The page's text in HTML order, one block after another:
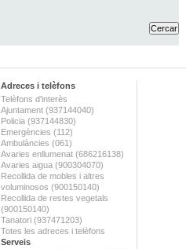
Adreces i telèfons
Telèfons d'interès
Ajuntament (937144040)
Policia (937144830)
Emergències (112)
Ambulàncies (061)
Avaries enllumenat (686216138)
Avaries aigua (900304070)
Recollida de mobles i altres
voluminosos (900150140)
Recollida de restes vegetals
(900150140)
Tanatori (937471203)
Totes les adreces i telèfons
Serveis